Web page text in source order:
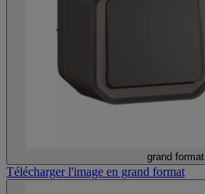
grand format
Télécharger l'image en grand format